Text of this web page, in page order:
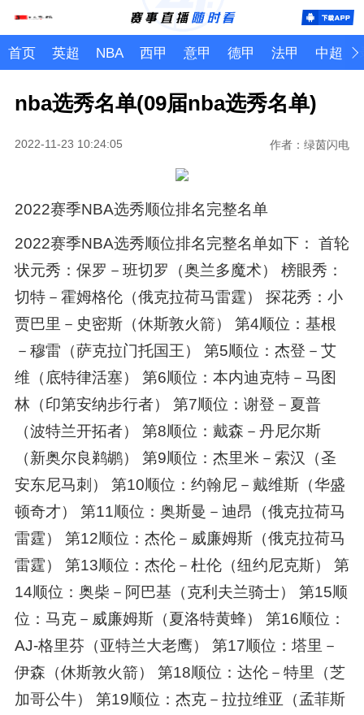
首页 英超 NBA 西甲 意甲 德甲 法甲 中超
nba选秀名单(09届nba选秀名单)
2022-11-23 10:24:05 作者：绿茵闪电
2022赛季NBA选秀顺位排名完整名单
2022赛季NBA选秀顺位排名完整名单如下： 首轮
状元秀：保罗－班切罗（奥兰多魔术） 榜眼秀：
切特－霍姆格伦（俄克拉荷马雷霆） 探花秀：小
贾巴里－史密斯（休斯敦火箭） 第4顺位：基根
－穆雷（萨克拉门托国王） 第5顺位：杰登－艾
维（底特律活塞） 第6顺位：本内迪克特－马图
林（印第安纳步行者） 第7顺位：谢登－夏普
（波特兰开拓者） 第8顺位：戴森－丹尼尔斯
（新奥尔良鹈鹕） 第9顺位：杰里米－索汉（圣
安东尼马刺） 第10顺位：约翰尼－戴维斯（华盛
顿奇才） 第11顺位：奥斯曼－迪昂（俄克拉荷马
雷霆） 第12顺位：杰伦－威廉姆斯（俄克拉荷马
雷霆） 第13顺位：杰伦－杜伦（纽约尼克斯） 第
14顺位：奥柴－阿巴基（克利夫兰骑士） 第15顺
位：马克－威廉姆斯（夏洛特黄蜂） 第16顺位：
AJ-格里芬（亚特兰大老鹰） 第17顺位：塔里－
伊森（休斯敦火箭） 第18顺位：达伦－特里（芝
加哥公牛） 第19顺位：杰克－拉拉维亚（孟菲斯